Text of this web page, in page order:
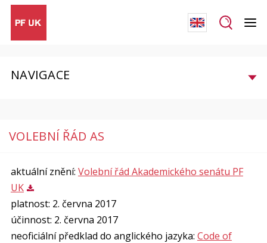
NAVIGACE
VOLEBNÍ ŘÁD AS
aktuální znění: Volební řád Akademického senátu PF
UK
platnost: 2. června 2017
účinnost: 2. června 2017
neoficiální předklad do anglického jazyka: Code of